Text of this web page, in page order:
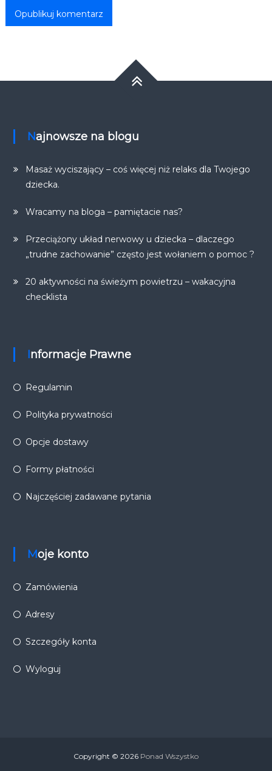
Najnowsze na blogu
Masaż wyciszający – coś więcej niż relaks dla Twojego
dziecka.
Wracamy na bloga – pamiętacie nas?
Przeciążony układ nerwowy u dziecka – dlaczego
„trudne zachowanie” często jest wołaniem o pomoc ?
20 aktywności na świeżym powietrzu – wakacyjna
checklista
Informacje Prawne
Regulamin
Polityka prywatności
Opcje dostawy
Formy płatności
Najczęściej zadawane pytania
Moje konto
Zamówienia
Adresy
Szczegóły konta
Wyloguj
Copyright © 2026 Ponad Wszystko